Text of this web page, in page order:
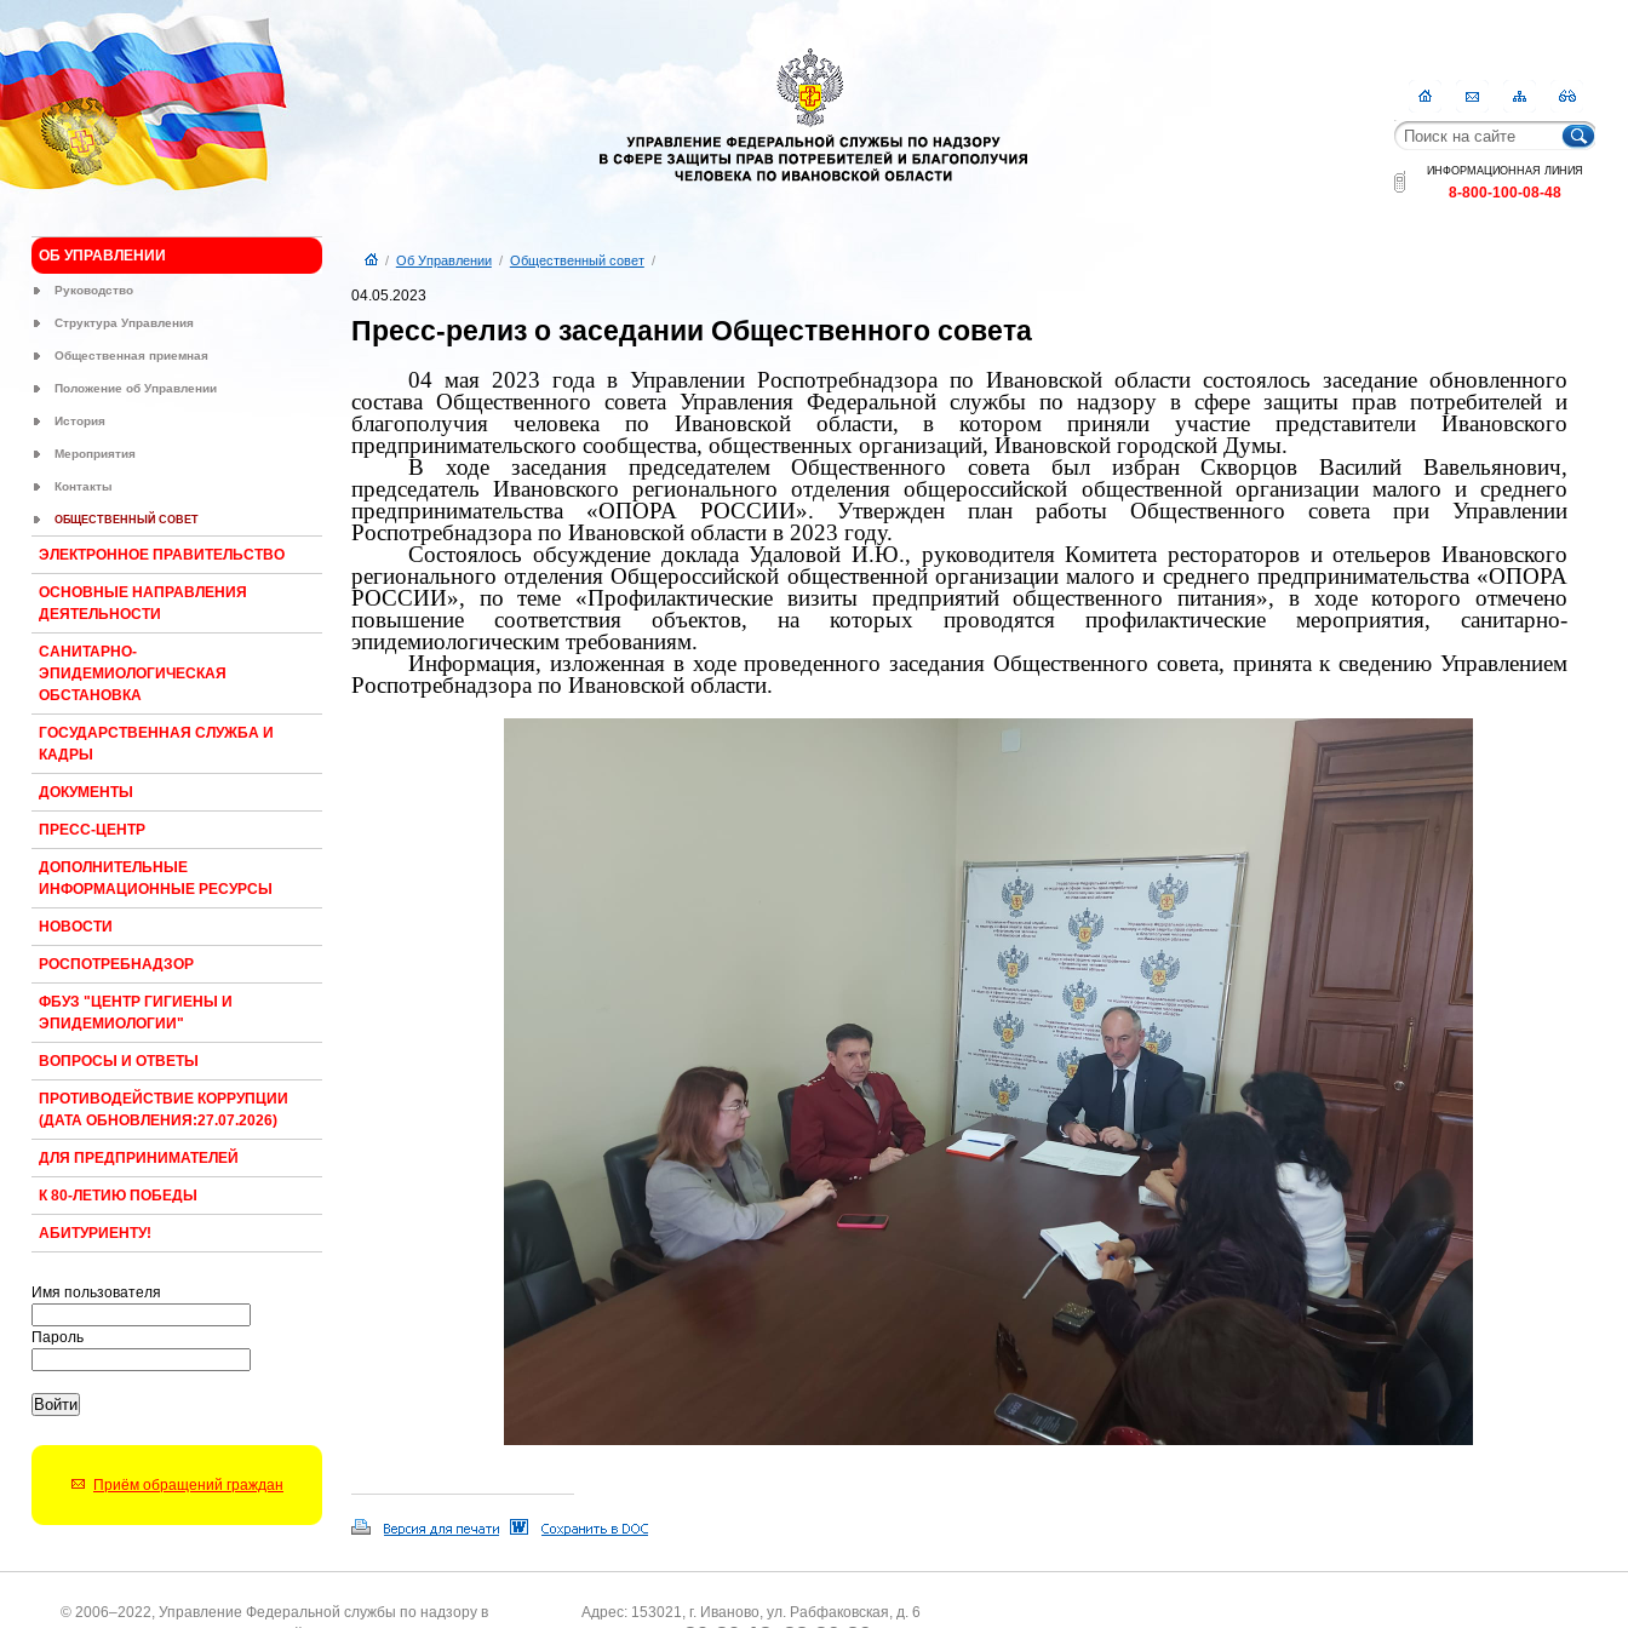
ГлавнаяКонтактыКарта
сайта
RSS
ИНФОРМАЦИОННАЯ ЛИНИЯ
8-800-100-08-48
ОБ УПРАВЛЕНИИ
Руководство
Структура Управления
Общественная приемная
Положение об Управлении
История
Мероприятия
Контакты
ОБЩЕСТВЕННЫЙ СОВЕТ
ЭЛЕКТРОННОЕ ПРАВИТЕЛЬСТВО
ОСНОВНЫЕ НАПРАВЛЕНИЯ
ДЕЯТЕЛЬНОСТИ
САНИТАРНО-
ЭПИДЕМИОЛОГИЧЕСКАЯ
ОБСТАНОВКА
ГОСУДАРСТВЕННАЯ СЛУЖБА И
КАДРЫ
ДОКУМЕНТЫ
ПРЕСС-ЦЕНТР
ДОПОЛНИТЕЛЬНЫЕ
ИНФОРМАЦИОННЫЕ РЕСУРСЫ
НОВОСТИ
РОСПОТРЕБНАДЗОР
ФБУЗ "ЦЕНТР ГИГИЕНЫ И
ЭПИДЕМИОЛОГИИ"
ВОПРОСЫ И ОТВЕТЫ
ПРОТИВОДЕЙСТВИЕ КОРРУПЦИИ
(ДАТА ОБНОВЛЕНИЯ:27.07.2026)
ДЛЯ ПРЕДПРИНИМАТЕЛЕЙ
К 80-ЛЕТИЮ ПОБЕДЫ
АБИТУРИЕНТУ!
Имя пользователя
Пароль
Приём обращений граждан
/ Об Управлении/ Общественный совет/
04.05.2023
Пресс-релиз о заседании Общественного совета
04 мая 2023 года в Управлении Роспотребнадзора по Ивановской области состоялось заседание обновленного
состава Общественного совета Управления Федеральной службы по надзору в сфере защиты прав потребителей и
благополучия человека по Ивановской области, в котором приняли участие представители Ивановского
предпринимательского сообщества, общественных организаций, Ивановской городской Думы.
В ходе заседания председателем Общественного совета был избран Скворцов Василий Вавельянович,
председатель Ивановского регионального отделения общероссийской общественной организации малого и среднего
предпринимательства «ОПОРА РОССИИ». Утвержден план работы Общественного совета при Управлении
Роспотребнадзора по Ивановской области в 2023 году.
Состоялось обсуждение доклада Удаловой И.Ю., руководителя Комитета рестораторов и отельеров Ивановского
регионального отделения Общероссийской общественной организации малого и среднего предпринимательства «ОПОРА
РОССИИ», по теме «Профилактические визиты предприятий общественного питания», в ходе которого отмечено
повышение соответствия объектов, на которых проводятся профилактические мероприятия, санитарно-
эпидемиологическим требованиям.
Информация, изложенная в ходе проведенного заседания Общественного совета, принята к сведению Управлением
Роспотребнадзора по Ивановской области.
© 2006–2022, Управление Федеральной службы по надзору в
Адрес: 153021, г. Иваново, ул. Рабфаковская, д. 6